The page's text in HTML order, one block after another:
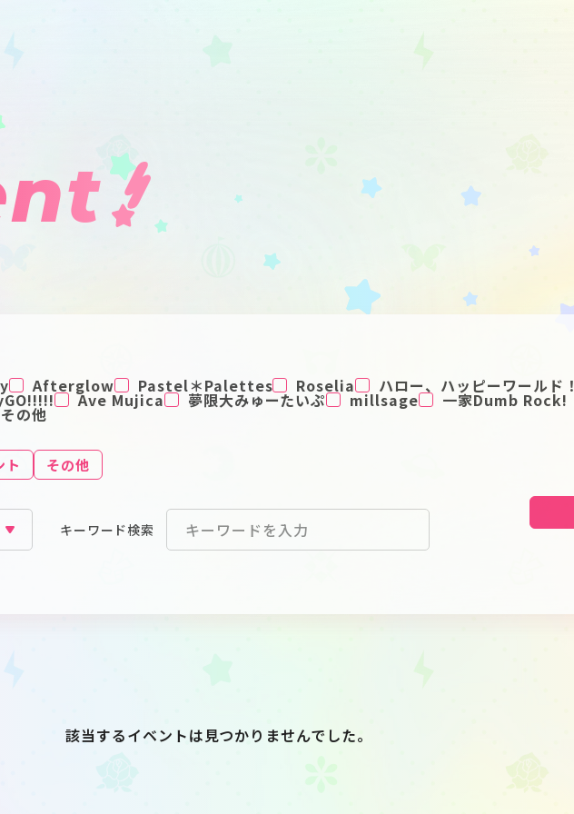
Afterglow Pastel＊Palettes Roselia ハロー、ハッピーワールド！
Ave Mujica 夢限大みゅーたいぷ millsage 一家Dumb Rock!
その他
ト その他
キーワード検索
該当するイベントは見つかりませんでした。